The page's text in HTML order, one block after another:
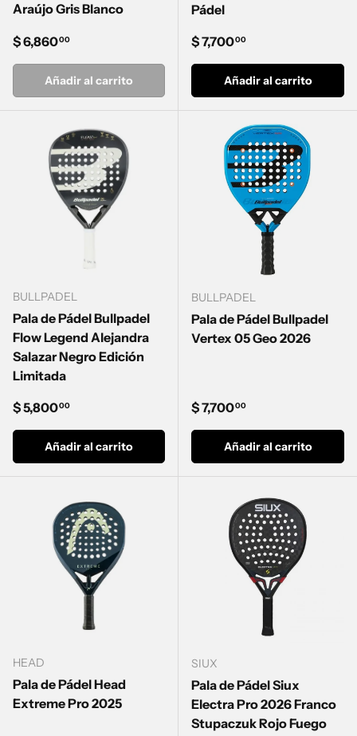
Araújo Gris Blanco
Precio normal
$ 6,86000
Añadir al carrito
Pádel
Precio normal
$ 7,70000
Añadir al carrito
BULLPADEL
Pala de Pádel Bullpadel
Flow Legend Alejandra
Salazar Negro Edición
Limitada
Precio normal
$ 5,80000
Añadir al carrito
BULLPADEL
Pala de Pádel Bullpadel
Vertex 05 Geo 2026
Precio normal
$ 7,70000
Añadir al carrito
HEAD
Pala de Pádel Head
Extreme Pro 2025
SIUX
Pala de Pádel Siux
Electra Pro 2026 Franco
Stupaczuk Rojo Fuego